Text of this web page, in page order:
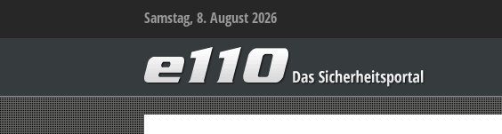
Samstag, 8. August 2026
–
Das
Sicherheitsportal